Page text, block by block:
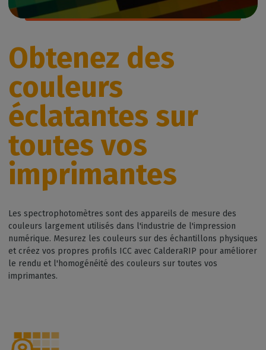
Obtenez des
couleurs
éclatantes sur
toutes vos
imprimantes
Les spectrophotomètres sont des appareils de mesure des
couleurs largement utilisés dans l'industrie de l'impression
numérique. Mesurez les couleurs sur des échantillons physiques
et créez vos propres profils ICC avec CalderaRIP pour améliorer
le rendu et l'homogénéité des couleurs sur toutes vos
imprimantes.